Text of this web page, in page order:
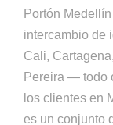
Portón
intercambio de
Cali,
Pereira — todo
los clientes en
es un conjunto